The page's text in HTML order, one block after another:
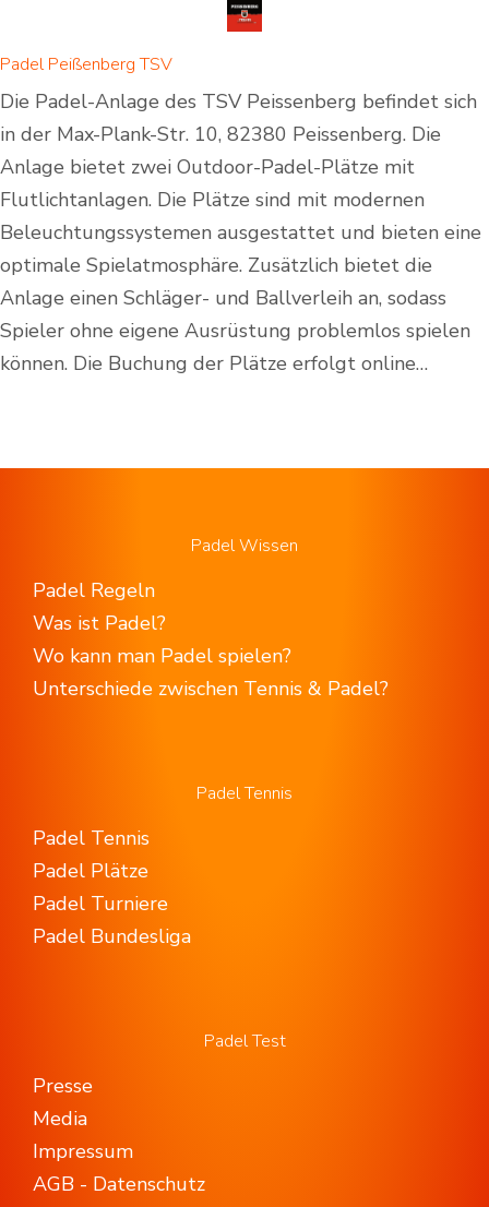
Padel Peißenberg TSV
Die Padel-Anlage des TSV Peissenberg befindet sich
in der Max-Plank-Str. 10, 82380 Peissenberg. Die
Anlage bietet zwei Outdoor-Padel-Plätze mit
Flutlichtanlagen. Die Plätze sind mit modernen
Beleuchtungssystemen ausgestattet und bieten eine
optimale Spielatmosphäre. Zusätzlich bietet die
Anlage einen Schläger- und Ballverleih an, sodass
Spieler ohne eigene Ausrüstung problemlos spielen
können. Die Buchung der Plätze erfolgt online…
Padel Wissen
Padel Regeln
Was ist Padel?
Wo kann man Padel spielen?
Unterschiede zwischen Tennis & Padel?
Padel Tennis
Padel Tennis
Padel Plätze
Padel Turniere
Padel Bundesliga
Padel Test
Presse
Media
Impressum
AGB - Datenschutz